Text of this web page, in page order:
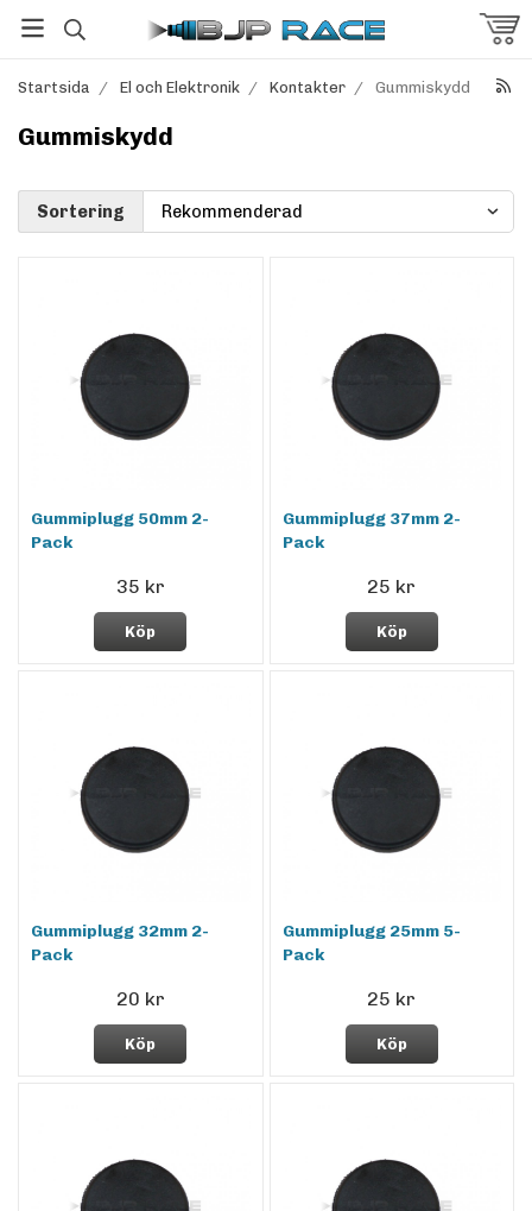
Startsida / El och Elektronik / Kontakter / Gummiskydd
Gummiskydd
Sortering
Gummiplugg 50mm 2-
Pack
35 kr
Köp
Gummiplugg 37mm 2-
Pack
25 kr
Köp
Gummiplugg 32mm 2-
Pack
20 kr
Köp
Gummiplugg 25mm 5-
Pack
25 kr
Köp